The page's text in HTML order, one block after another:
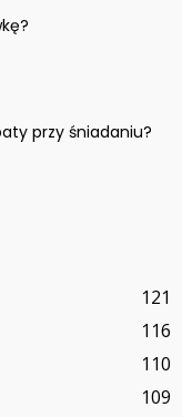
przy śniadaniu?
121
116
110
109